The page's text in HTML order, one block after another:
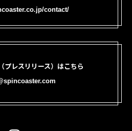
contact/
プレスリリース）はこちら